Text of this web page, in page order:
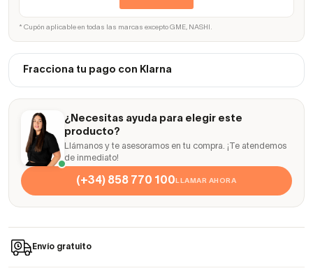
* Cupón aplicable en todas las marcas excepto GME, NASHI.
Fracciona tu pago con Klarna
¿Necesitas ayuda para elegir este
producto?
Llámanos y te asesoramos en tu compra. ¡Te atendemos
de inmediato!
(+34) 858 770 100LLAMAR AHORA
Envío gratuito